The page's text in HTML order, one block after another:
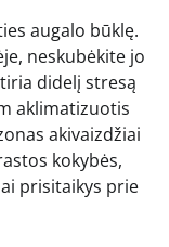
augalo būklę.
neskubėkite jo
didelį stresą
aklimatizuotis
akivaizdžiai
kokybės,
prisitaikys prie